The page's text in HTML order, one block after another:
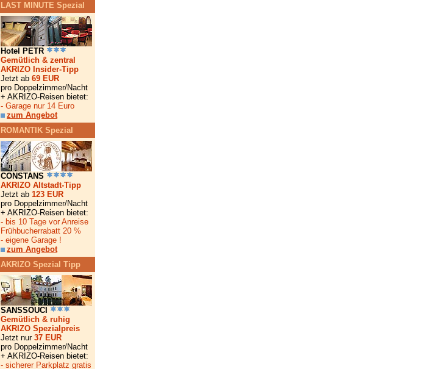
LAST MINUTE Spezial
Hotel PETR
Gemütlich & zentral
AKRIZO Insider-Tipp
Jetzt ab 69 EUR
pro Doppelzimmer/Nacht
+ AKRIZO-Reisen bietet:
- Garage nur 14 Euro
zum Angebot
ROMANTIK Spezial
CONSTANS
AKRIZO Altstadt-Tipp
Jetzt ab 123 EUR
pro Doppelzimmer/Nacht
+ AKRIZO-Reisen bietet:
- bis 10 Tage vor Anreise
Frühbucherrabatt 20 %
- eigene Garage !
zum Angebot
AKRIZO Spezial Tipp
SANSSOUCI
Gemütlich & ruhig
AKRIZO Spezialpreis
Jetzt nur 37 EUR
pro Doppelzimmer/Nacht
+ AKRIZO-Reisen bietet:
- sicherer Parkplatz gratis